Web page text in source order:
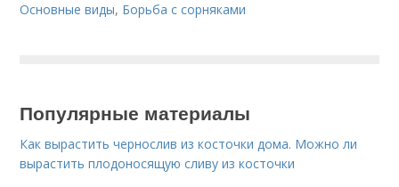
Основные виды, Борьба с сорняками
Популярные материалы
Как вырастить чернослив из косточки дома. Можно ли
вырастить плодоносящую сливу из косточки